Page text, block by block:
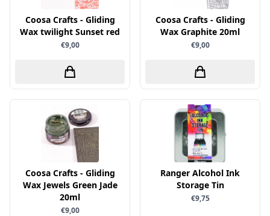
The Paper Boutique
Tombow
Totally - Tiffany
Vaessen Creative
Versa Magic Dew Drop
Versafine
Verschillende
WeR Memory
Whimsy Stamps
Wild Rose Studio's
Coosa Crafts - Gliding
Wax twilight Sunset red
€9,00
Coosa Crafts - Gliding
Wax Graphite 20ml
€9,00
Coosa Crafts - Gliding
Wax Jewels Green Jade
20ml
€9,00
Ranger Alcohol Ink
Storage Tin
€9,75